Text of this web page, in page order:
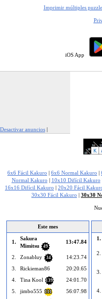
Imprimir múltiples
iOS App
Desactivar anuncios |
6x6 Fácil Kakuro 6x6 Normal Kakuro
Normal Kakuro
10x10 Difícil Kakuro
16x16 Difícil Kakuro
20x20 Fácil
30x30 Fácil Kakuro
30x30
Este mes
1.
Sakura
Mimitsu
49
13:47.84
2. Zonabluy 34
14:23.74
3.
Rickieman86
20:20.65
4.
Tina Kool 139
24:01.70
5.
jimbo555 111
56:07.98
1.
2.
3.
4.